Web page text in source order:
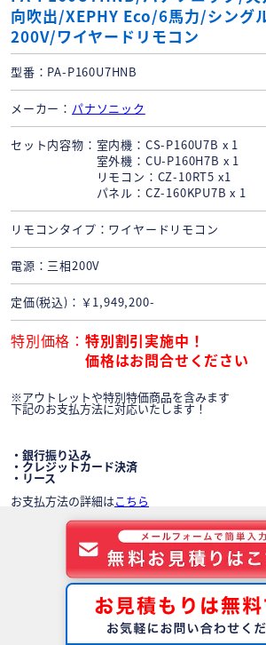
向吹出/XEPHY Eco/6馬力/シング
200V/ワイヤードリモコン
型番 PA-P160U7HNB
メーカー パナソニック
セット内容物
室内機：CS-P160U7B x 1
室外機：CU-P160H7B x 1
リモコン：CZ-10RT5 x1
パネル：CZ-160KPU7B x 1
リモコンタイプ ワイヤードリモコン
電源 三相200V
定価(税込) ￥1,949,200-
特別価格
特別割引実施中！
価格はお問合せください
※アウトレットや特別特価商品を含みます
下記のお支払方法に対応いたします！
・銀行振り込み
・クレジットカード決済
・リース
お支払方法の詳細はこちら